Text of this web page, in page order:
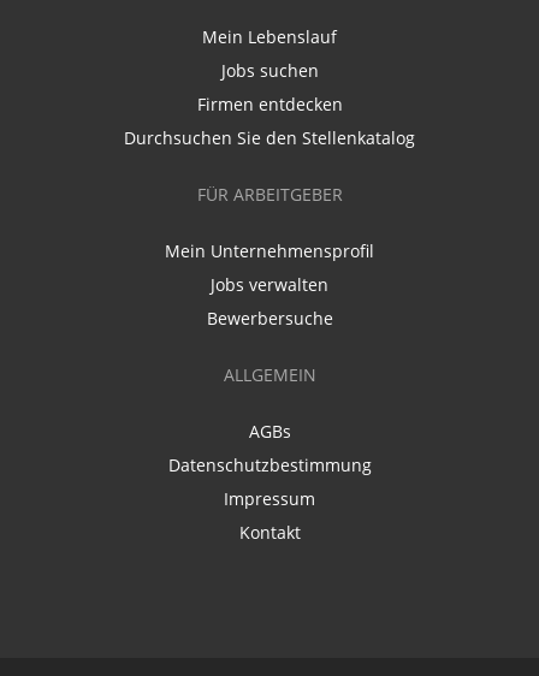
Mein Lebenslauf
Jobs suchen
Firmen entdecken
Durchsuchen Sie den Stellenkatalog
FÜR ARBEITGEBER
Mein Unternehmensprofil
Jobs verwalten
Bewerbersuche
ALLGEMEIN
AGBs
Datenschutzbestimmung
Impressum
Kontakt